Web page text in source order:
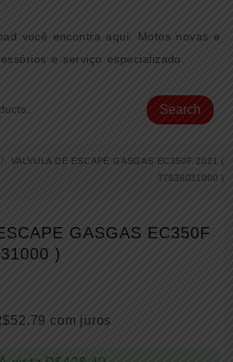
você encontra aqui: Motos novas e
e serviço especializado.
Search
VALVULA DE ESCAPE GASGAS EC350F 2021 (
77536031000 )
GASGAS EC350F
)
52.79 com juros